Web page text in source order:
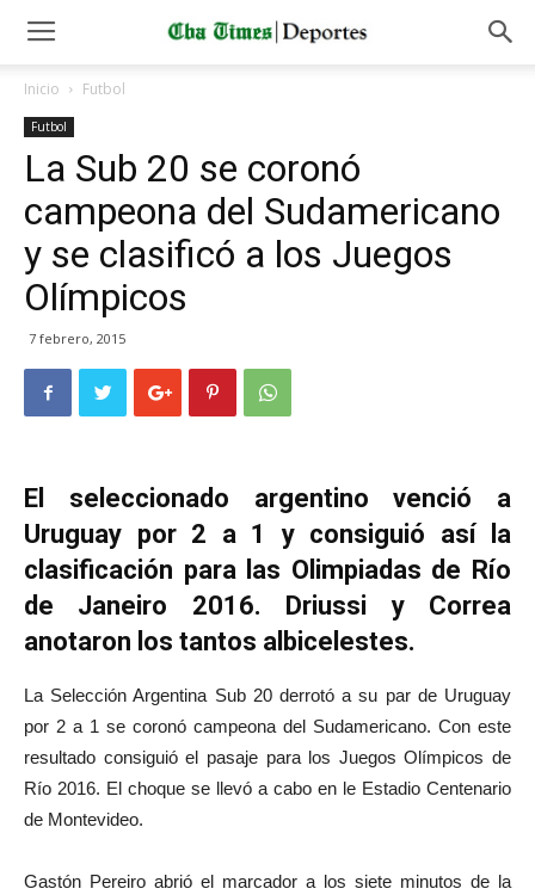
Inicio Futbol
Futbol
La Sub 20 se coronó
campeona del Sudamericano
y se clasificó a los Juegos
Olímpicos
7 febrero, 2015
El seleccionado argentino venció a
Uruguay por 2 a 1 y consiguió así la
clasificación para las Olimpiadas de Río
de Janeiro 2016. Driussi y Correa
anotaron los tantos albicelestes.
La Selección Argentina Sub 20 derrotó a su par de Uruguay
por 2 a 1 se coronó campeona del Sudamericano. Con este
resultado consiguió el pasaje para los Juegos Olímpicos de
Río 2016. El choque se llevó a cabo en le Estadio Centenario
de Montevideo.
Gastón Pereiro abrió el marcador a los siete minutos de la